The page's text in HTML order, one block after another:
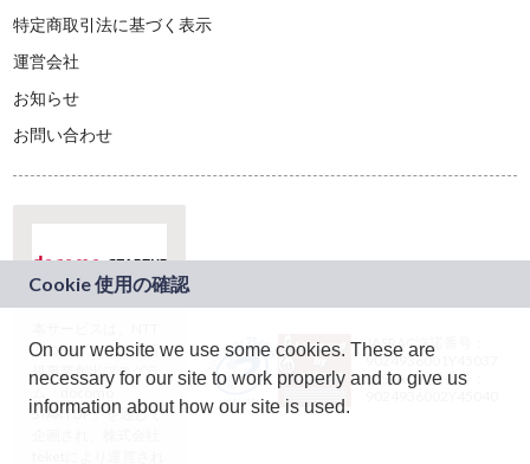
特定商取引法に基づく表示
運営会社
お知らせ
お問い合わせ
ドコモグループの新
規事業創出プログラ
ム「docomo
STARTUP」を通じて
JASRAC許諾番号：
9024936001Y45037
JASRAC許諾番号：
On our website we use some cookies. These are
necessary for our site to work properly and to give us
information about how our site is used.